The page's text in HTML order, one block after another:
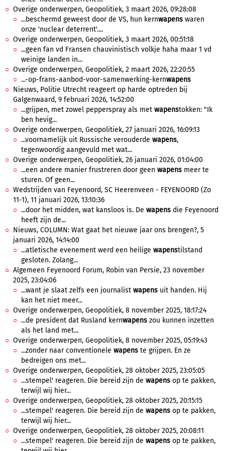
Overige onderwerpen, Geopolitiek, 3 maart 2026, 09:28:08
...beschermd geweest door de VS, hun kernwapens waren
onze 'nuclear deterrent'....
Overige onderwerpen, Geopolitiek, 3 maart 2026, 00:51:18
...geen fan vd Fransen chauvinistisch volkje haha maar 1 vd
weinige landen in...
Overige onderwerpen, Geopolitiek, 2 maart 2026, 22:20:55
...-op-frans-aanbod-voor-samenwerking-kernwapens
Nieuws, Politie Utrecht reageert op harde optreden bij
Galgenwaard, 9 februari 2026, 14:52:00
...grijpen, met zowel pepperspray als met wapenstokken: "Ik
ben hevig...
Overige onderwerpen, Geopolitiek, 27 januari 2026, 16:09:13
...voornamelijk uit Russische verouderde wapens,
tegenwoordig aangevuld met wat...
Overige onderwerpen, Geopolitiek, 26 januari 2026, 01:04:00
...een andere manier frustreren door geen wapens meer te
sturen. Of geen...
Wedstrijden van Feyenoord, SC Heerenveen - FEYENOORD (Zo
11-1), 11 januari 2026, 13:10:36
...door het midden, wat kansloos is. De wapens die Feyenoord
heeft zijn de...
Nieuws, COLUMN: Wat gaat het nieuwe jaar ons brengen?, 5
januari 2026, 14:14:00
...atletische evenement werd een heilige wapenstilstand
gesloten. Zolang...
Algemeen Feyenoord Forum, Robin van Persie, 23 november
2025, 23:04:06
...want je slaat zelfs een journalist wapens uit handen. Hij
kan het niet meer...
Overige onderwerpen, Geopolitiek, 8 november 2025, 18:17:24
...de president dat Rusland kernwapens zou kunnen inzetten
als het land met...
Overige onderwerpen, Geopolitiek, 8 november 2025, 05:19:43
...zonder naar conventionele wapens te grijpen. En ze
bedreigen ons met...
Overige onderwerpen, Geopolitiek, 28 oktober 2025, 23:05:05
...stempel' reageren. Die bereid zijn de wapens op te pakken,
terwijl wij hier...
Overige onderwerpen, Geopolitiek, 28 oktober 2025, 20:15:15
...stempel' reageren. Die bereid zijn de wapens op te pakken,
terwijl wij hier...
Overige onderwerpen, Geopolitiek, 28 oktober 2025, 20:08:11
...stempel' reageren. Die bereid zijn de wapens op te pakken,